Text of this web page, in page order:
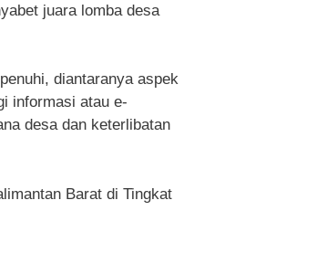
juara lomba desa
diantaranya aspek
informasi atau e-
desa dan keterlibatan
Barat di Tingkat